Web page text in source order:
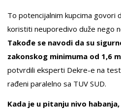
To potencijalnim kupcima govori
koristiti neuporedivo duže nego
Takođe se navodi da su
zakonskog minimuma od 1,6
potvrdili eksperti Dekre-e na
rađeni paralelno sa TUV SUD.
Kada je u pitanju nivo